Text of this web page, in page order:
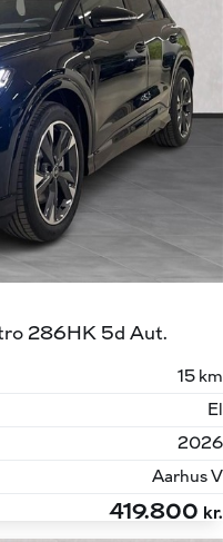
286HK 5d Aut.
15 km
El
2026
Aarhus V
419.800 kr.